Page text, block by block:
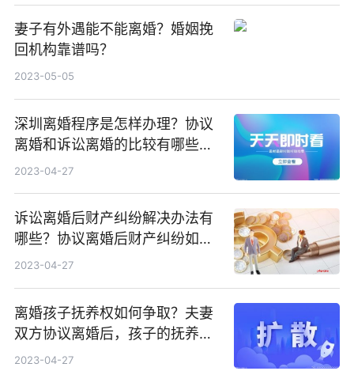
妻子有外遇能不能离婚？婚姻挽
回机构靠谱吗？
2023-05-05
深圳离婚程序是怎样办理？协议
离婚和诉讼离婚的比较有哪些不
同？
2023-04-27
诉讼离婚后财产纠纷解决办法有
哪些？协议离婚后财产纠纷如何
处理？
2023-04-27
离婚孩子抚养权如何争取？夫妻
双方协议离婚后，孩子的抚养费
如何确定？
2023-04-27